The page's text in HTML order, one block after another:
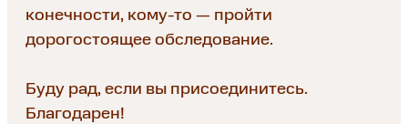
конечности, кому-то — пройти
дорогостоящее обследование.
Буду рад, если вы присоединитесь.
Благодарен!